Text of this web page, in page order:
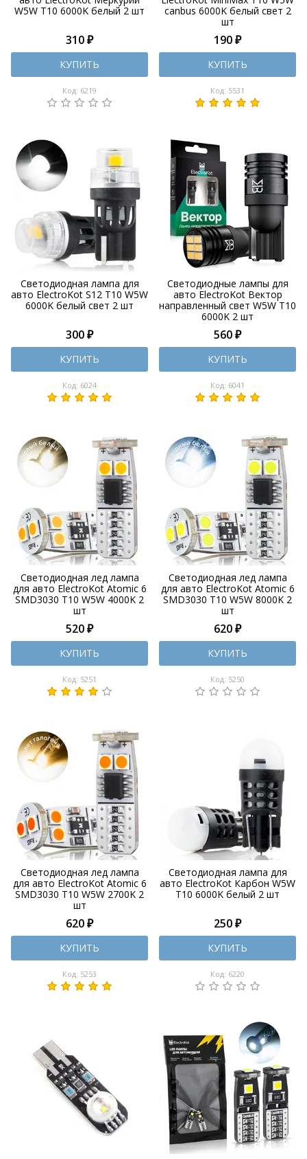
W5W T10 6000K белый 2 шт
310 ₽
КУПИТЬ
Код: 6219
canbus 6000K белый свет 2
шт
190 ₽
КУПИТЬ
Код: 5531
Светодиодная лампа для
авто ElectroKot S12 T10 W5W
6000K белый свет 2 шт
300 ₽
КУПИТЬ
Код: 6024
Светодиодные лампы для
авто ElectroKot Вектор
направленный свет W5W T10
6000K 2 шт
560 ₽
КУПИТЬ
Код: 6041
Светодиодная лед лампа
для авто ElectroKot Atomic 6
SMD3030 T10 W5W 4000K 2
шт
520 ₽
КУПИТЬ
Код: 5251
Светодиодная лед лампа
для авто ElectroKot Atomic 6
SMD3030 T10 W5W 8000K 2
шт
620 ₽
КУПИТЬ
Код: 5250
Светодиодная лед лампа
для авто ElectroKot Atomic 6
SMD3030 T10 W5W 2700K 2
шт
620 ₽
КУПИТЬ
Код: 5253
Светодиодная лампа для
авто ElectroKot Карбон W5W
T10 6000K белый 2 шт
250 ₽
КУПИТЬ
Код: 6220